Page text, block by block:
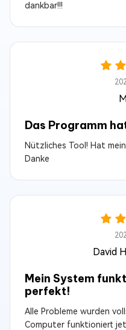
dankbar!!!
Das Programm
Nützliches Tool! Hat
Danke
David
Mein System
perfekt!
Alle Probleme wurden
Computer funktioniert